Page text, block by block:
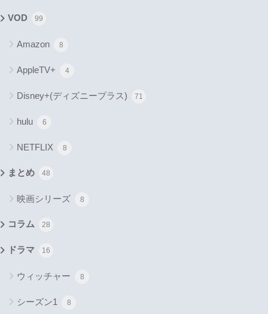
VOD 99
Amazon 8
AppleTV+ 4
Disney+(ディズニープラス) 71
hulu 6
NETFLIX 8
まとめ 48
映画シリーズ 8
コラム 28
ドラマ 16
ウィッチャー 8
シーズン1 8